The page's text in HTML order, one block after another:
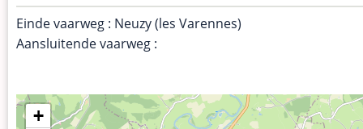
Einde vaarweg : Neuzy (les Varennes)
Aansluitende vaarweg :
+